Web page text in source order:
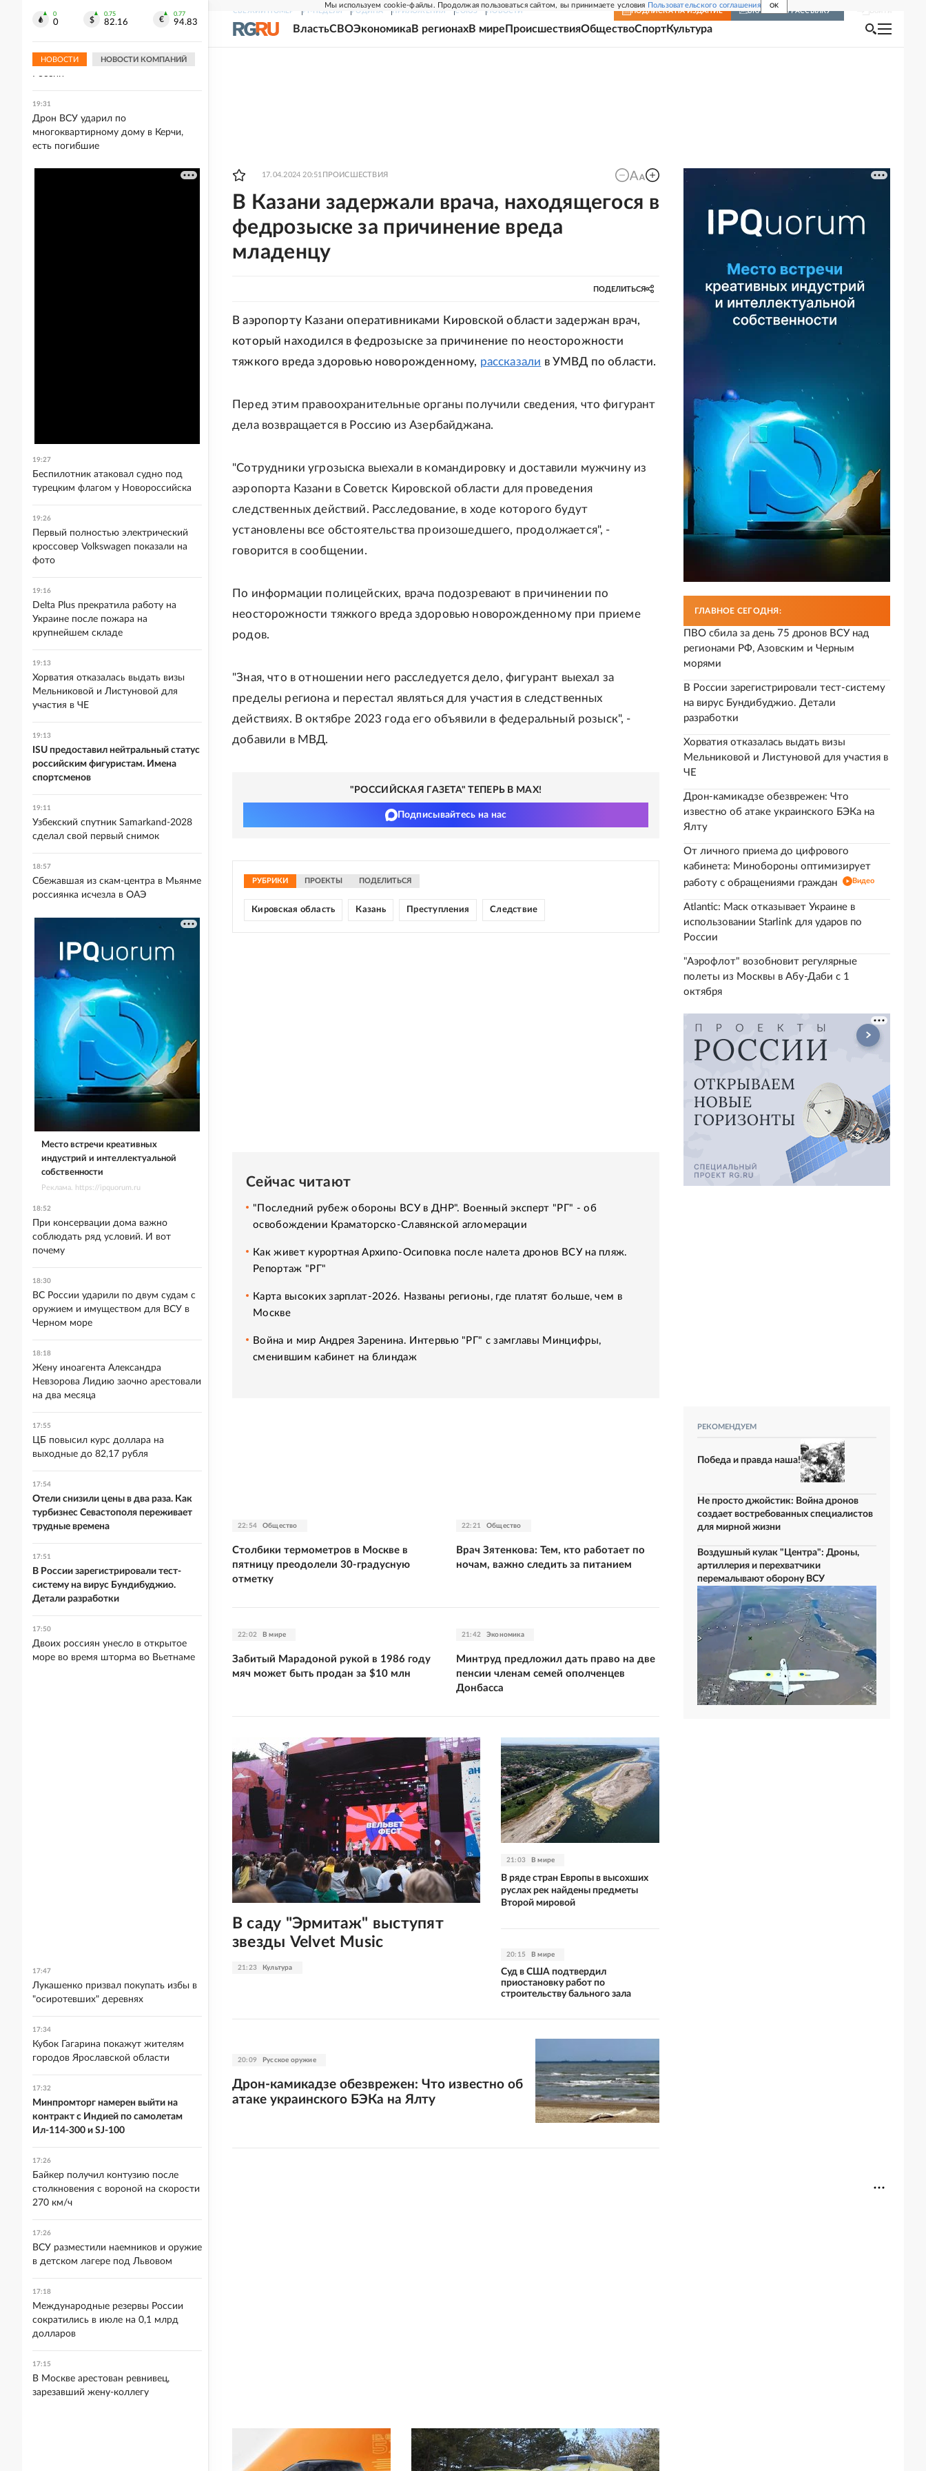
Мы используем cookie-файлы. Продолжая пользоваться сайтом, вы принимаете условия Пользовательского соглашения OK
СВЕЖИЙ НОМЕР РГ-НЕДЕЛЯ РОДИНА ПРИЛОЖЕНИЯ СОЮЗ НОВОСТИ ПОДПИСКА НА ИЗДАНИЕ ВКЛЮЧИТЬ РАССЫЛКУ
ВластьСВОЭкономикаВ регионахВ мире ПроисшествияОбществоСпортКультура
17.04.2024 20:51 ПРОИСШЕСТВИЯ
В Казани задержали врача, находящегося в
федрозыске за причинение вреда
младенцу
ПОДЕЛИТЬСЯ
В аэропорту Казани оперативниками Кировской области задержан врач,
который находился в федрозыске за причинение по неосторожности
тяжкого вреда здоровью новорожденному, рассказали в УМВД по области.
Перед этим правоохранительные органы получили сведения, что фигурант
дела возвращается в Россию из Азербайджана.
"Сотрудники угрозыска выехали в командировку и доставили мужчину из
аэропорта Казани в Советск Кировской области для проведения
следственных действий. Расследование, в ходе которого будут
установлены все обстоятельства произошедшего, продолжается", -
говорится в сообщении.
По информации полицейских, врача подозревают в причинении по
неосторожности тяжкого вреда здоровью новорожденному при приеме
родов.
"Зная, что в отношении него расследуется дело, фигурант выехал за
пределы региона и перестал являться для участия в следственных
действиях. В октябре 2023 года его объявили в федеральный розыск", -
добавили в МВД.
"РОССИЙСКАЯ ГАЗЕТА" ТЕПЕРЬ В MAX!
Подписывайтесь на нас
РУБРИКИ ПРОЕКТЫ ПОДЕЛИТЬСЯ
Кировская область Казань Преступления Следствие
Сейчас читают
"Последний рубеж обороны ВСУ в ДНР". Военный эксперт "РГ" - об
освобождении Краматорско-Славянской агломерации
Как живет курортная Архипо-Осиповка после налета дронов ВСУ на пляж.
Репортаж "РГ"
Карта высоких зарплат-2026. Названы регионы, где платят больше, чем в
Москве
Война и мир Андрея Заренина. Интервью "РГ" с замглавы Минцифры,
сменившим кабинет на блиндаж
22:54 Общество
Столбики термометров в Москве в
пятницу преодолели 30-градусную
отметку
22:21 Общество
Врач Зятенкова: Тем, кто работает по
ночам, важно следить за питанием
22:02 В мире
Забитый Марадоной рукой в 1986 году
мяч может быть продан за $10 млн
21:42 Экономика
Минтруд предложил дать право на две
пенсии членам семей ополченцев
Донбасса
21:23 Культура
В саду "Эрмитаж" выступят
звезды Velvet Music
21:03 В мире
В ряде стран Европы в высохших
руслах рек найдены предметы
Второй мировой
20:15 В мире
Суд в США подтвердил
приостановку работ по
строительству бального зала
20:09 Русское оружие
Дрон-камикадзе обезврежен: Что известно об
атаке украинского БЭКа на Ялту
ГЛАВНОЕ СЕГОДНЯ:
ПВО сбила за день 75 дронов ВСУ над
регионами РФ, Азовским и Черным
морями
В России зарегистрировали тест-систему
на вирус Бундибуджио. Детали
разработки
Хорватия отказалась выдать визы
Мельниковой и Листуновой для участия в
ЧЕ
Дрон-камикадзе обезврежен: Что
известно об атаке украинского БЭКа на
Ялту
От личного приема до цифрового
кабинета: Минобороны оптимизирует
работу с обращениями граждан
Видео
Atlantic: Маск отказывает Украине в
использовании Starlink для ударов по
России
"Аэрофлот" возобновит регулярные
полеты из Москвы в Абу-Даби с 1
октября
РЕКОМЕНДУЕМ
Победа и правда наша!
Не просто джойстик: Война дронов
создает востребованных специалистов
для мирной жизни
Воздушный кулак "Центра": Дроны,
артиллерия и перехватчики
перемалывают оборону ВСУ
0
0
0.75
82.16
0.77
94.83
НОВОСТИ НОВОСТИ КОМПАНИЙ
использовании Starlink для ударов по
России
19:31
Дрон ВСУ ударил по
многоквартирному дому в Керчи,
есть погибшие
19:27
Беспилотник атаковал судно под
турецким флагом у Новороссийска
19:26
Первый полностью электрический
кроссовер Volkswagen показали на
фото
19:16
Delta Plus прекратила работу на
Украине после пожара на
крупнейшем складе
19:13
Хорватия отказалась выдать визы
Мельниковой и Листуновой для
участия в ЧЕ
19:13
ISU предоставил нейтральный статус
российским фигуристам. Имена
спортсменов
19:11
Узбекский спутник Samarkand-2028
сделал свой первый снимок
18:57
Сбежавшая из скам-центра в Мьянме
россиянка исчезла в ОАЭ
Место встречи креативных
индустрий и интеллектуальной
собственности
Реклама. https://ipquorum.ru
18:52
При консервации дома важно
соблюдать ряд условий. И вот
почему
18:30
ВС России ударили по двум судам с
оружием и имуществом для ВСУ в
Черном море
18:18
Жену иноагента Александра
Невзорова Лидию заочно арестовали
на два месяца
17:55
ЦБ повысил курс доллара на
выходные до 82,17 рубля
17:54
Отели снизили цены в два раза. Как
турбизнес Севастополя переживает
трудные времена
17:51
В России зарегистрировали тест-
систему на вирус Бундибуджио.
Детали разработки
17:50
Двоих россиян унесло в открытое
море во время шторма во Вьетнаме
17:47
Лукашенко призвал покупать избы в
"осиротевших" деревнях
17:34
Кубок Гагарина покажут жителям
городов Ярославской области
17:32
Минпромторг намерен выйти на
контракт с Индией по самолетам
Ил-114-300 и SJ-100
17:26
Байкер получил контузию после
столкновения с вороной на скорости
270 км/ч
17:26
ВСУ разместили наемников и оружие
в детском лагере под Львовом
17:18
Международные резервы России
сократились в июле на 0,1 млрд
долларов
17:15
В Москве арестован ревнивец,
зарезавший жену-коллегу